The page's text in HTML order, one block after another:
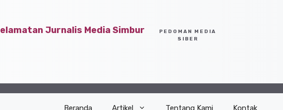
Jurnalis Media Simbur
PEDOMAN MEDIA
SIBER
Beranda Artikel Tentang Kami Kontak